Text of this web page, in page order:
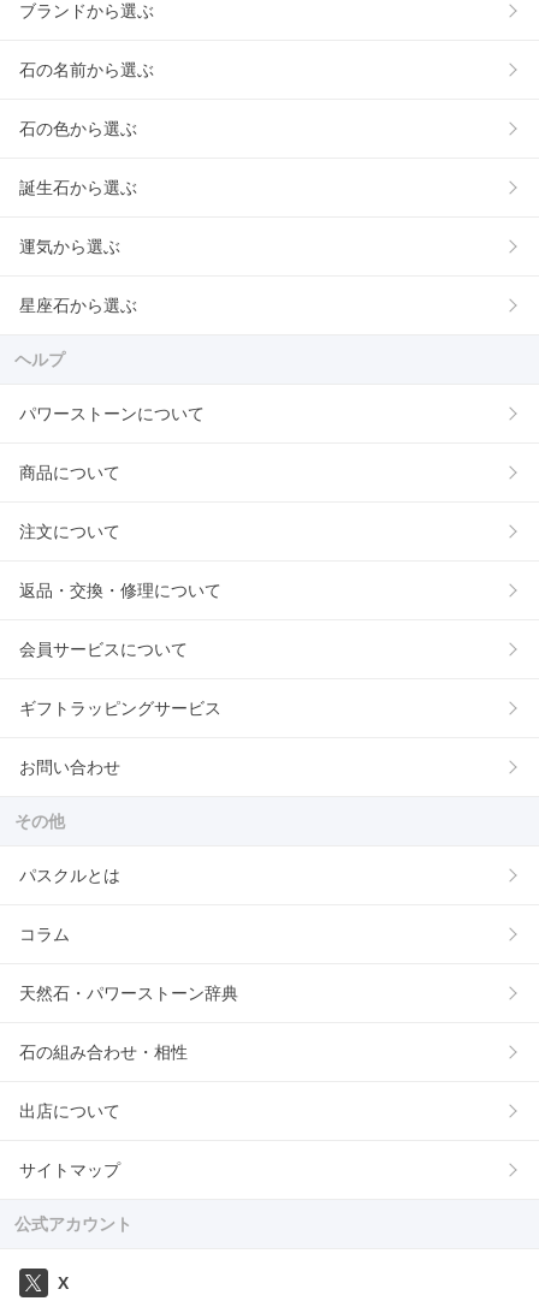
ブランドから選ぶ
石の名前から選ぶ
石の色から選ぶ
誕生石から選ぶ
運気から選ぶ
星座石から選ぶ
ヘルプ
パワーストーンについて
商品について
注文について
返品・交換・修理について
会員サービスについて
ギフトラッピングサービス
お問い合わせ
その他
パスクルとは
コラム
天然石・パワーストーン辞典
石の組み合わせ・相性
出店について
サイトマップ
公式アカウント
X